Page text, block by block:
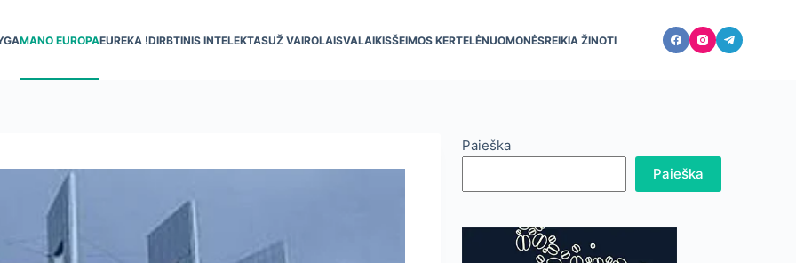
MANO EUROPAEUREKA !DIRBTINIS INTELEKTASUŽ VAIROLAISVALAIKISŠEIMOS KERTELĖNUOMONĖSREIKIA ŽINOTI
Paieška
Paieška